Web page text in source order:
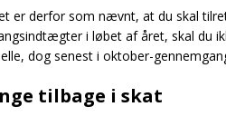
er derfor som nævnt, at du skal
i løbet af året, skal du
dog senest i oktober-
tilbage i skat